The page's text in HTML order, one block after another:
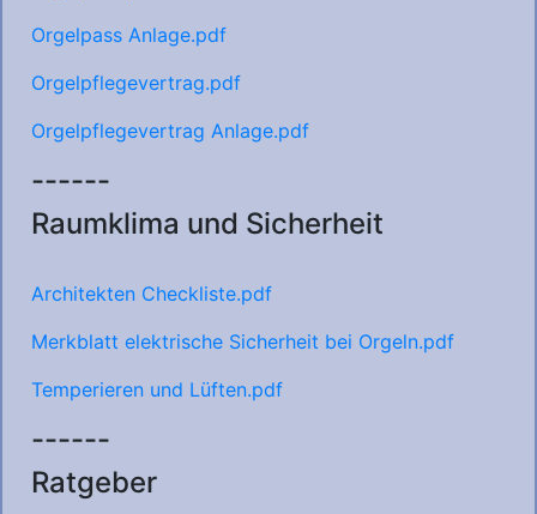
Orgelpass Anlage.pdf
Orgelpflegevertrag.pdf
Orgelpflegevertrag Anlage.pdf
------
Raumklima und Sicherheit
Architekten Checkliste.pdf
Merkblatt elektrische Sicherheit bei Orgeln.pdf
Temperieren und Lüften.pdf
------
Ratgeber